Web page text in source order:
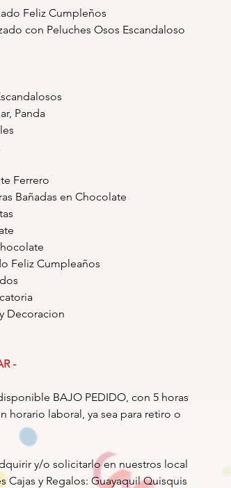
Feliz Cumpleños
con Peluches Osos Escandaloso
Panda
Ferrero
Bañadas en Chocolate
Feliz Cumpleaños
Decoracion
-
BAJO PEDIDO, con 5 horas
horario laboral, ya sea para retiro o
y/o solicitarlo en nuestros local
Cajas y Regalos: Guayaquil Quisquis